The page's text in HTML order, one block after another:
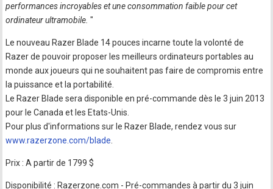
performances incroyables et une consommation faible pour cet
ordinateur ultramobile."
Le nouveau Razer Blade 14 pouces incarne toute la volonté de
Razer de pouvoir proposer les meilleurs ordinateurs portables au
monde aux joueurs qui ne souhaitent pas faire de compromis entre
la puissance et la portabilité.
Le Razer Blade sera disponible en pré-commande dès le 3 juin 2013
pour le Canada et les Etats-Unis.
Pour plus d'informations sur le Razer Blade, rendez vous sur
www.razerzone.com/blade
Prix : A partir de 1799 $
Disponibilité : Razerzone.com - Pré-commandes à partir du 3 juin